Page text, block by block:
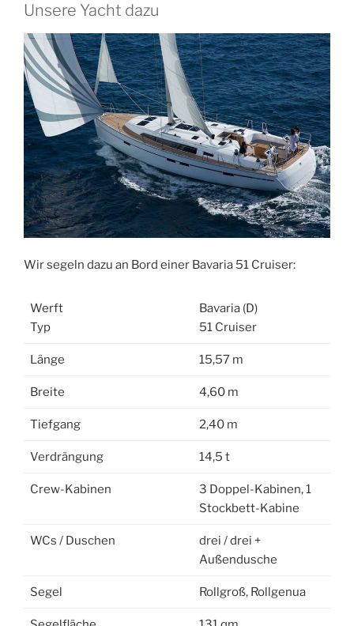
Unsere Yacht dazu
Wir segeln dazu an Bord einer Bavaria 51 Cruiser:
Werft
Typ
Bavaria (D)
51 Cruiser
Länge 15,57 m
Breite 4,60 m
Tiefgang 2,40 m
Verdrängung 14,5 t
Crew-Kabinen
3 Doppel-Kabinen, 1
Stockbett-Kabine
WCs / Duschen
drei / drei +
Außendusche
Segel Rollgroß, Rollgenua